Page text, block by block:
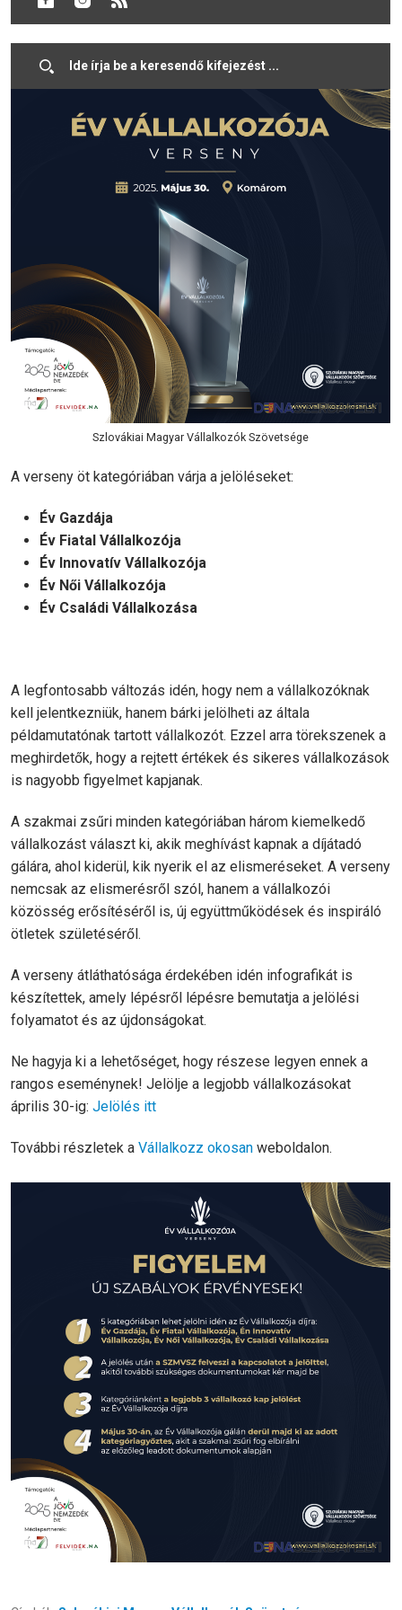
hozzájárulnak közösségünk fejlődéséhez.
Szlovákiai Magyar Vállalkozók Szövetsége
A verseny öt kategóriában várja a jelöléseket:
Év Gazdája
Év Fiatal Vállalkozója
Év Innovatív Vállalkozója
Év Női Vállalkozója
Év Családi Vállalkozása
A legfontosabb változás idén, hogy nem a vállalkozóknak
kell jelentkezniük, hanem bárki jelölheti az általa
példamutatónak tartott vállalkozót. Ezzel arra törekszenek a
meghirdetők, hogy a rejtett értékek és sikeres vállalkozások
is nagyobb figyelmet kapjanak.
A szakmai zsűri minden kategóriában három kiemelkedő
vállalkozást választ ki, akik meghívást kapnak a díjátadó
gálára, ahol kiderül, kik nyerik el az elismeréseket. A verseny
nemcsak az elismerésről szól, hanem a vállalkozói
közösség erősítéséről is, új együttműködések és inspiráló
ötletek születéséről.
A verseny átláthatósága érdekében idén infografikát is
készítettek, amely lépésről lépésre bemutatja a jelölési
folyamatot és az újdonságokat.
Ne hagyja ki a lehetőséget, hogy részese legyen ennek a
rangos eseménynek! Jelölje a legjobb vállalkozásokat
április 30-ig: Jelölés itt
További részletek a Vállalkozz okosan weboldalon.